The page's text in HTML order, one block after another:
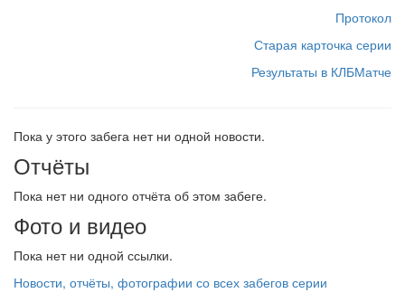
Протокол
Старая карточка серии
Результаты в КЛБМатче
Пока у этого забега нет ни одной новости.
Отчёты
Пока нет ни одного отчёта об этом забеге.
Фото и видео
Пока нет ни одной ссылки.
Новости, отчёты, фотографии со всех забегов серии